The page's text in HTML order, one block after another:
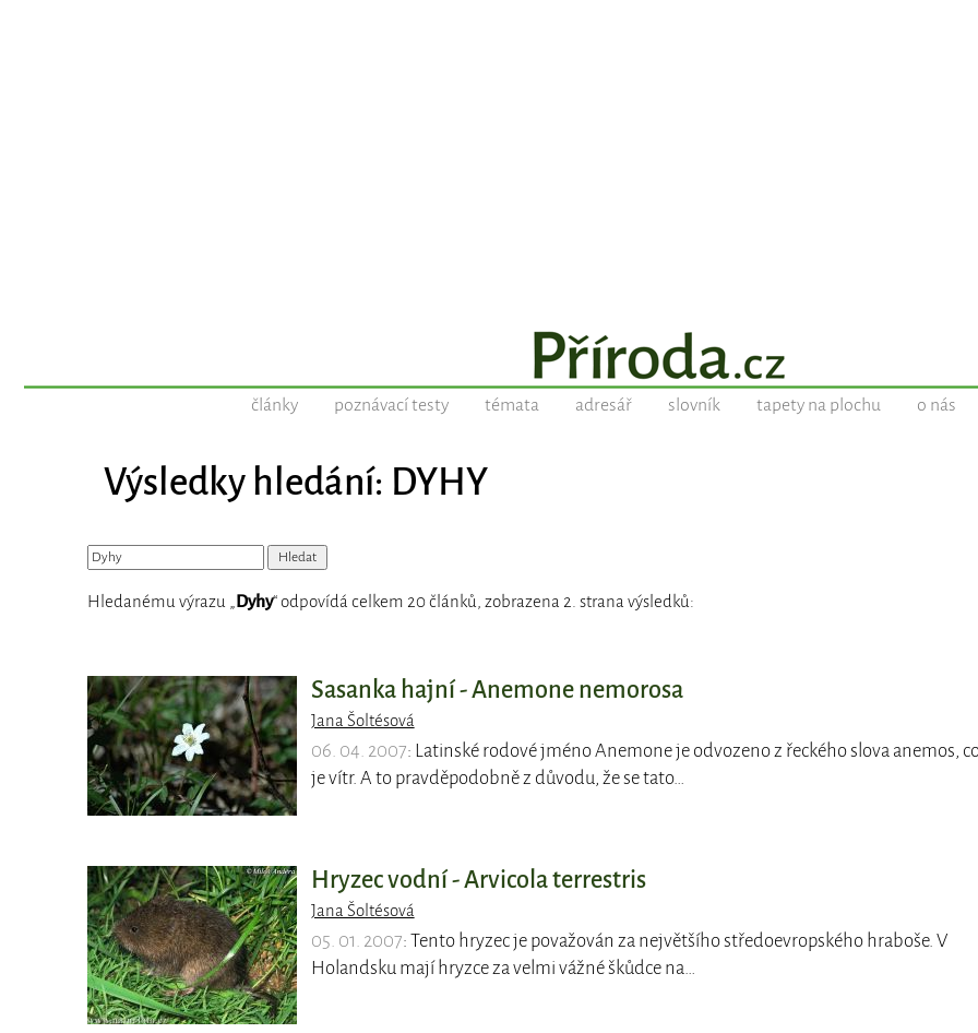
články poznávací testy témata adresář slovník tapety na plochu o nás
Výsledky hledání: DYHY
Hledanému výrazu „ Dyhy“ odpovídá celkem 20 článků, zobrazena 2. strana výsledků:
Sasanka hajní - Anemone nemorosa
Jana Šoltésová
06. 04. 2007: Latinské rodové jméno Anemone je odvozeno z řeckého slova anemos,
je vítr. A to pravděpodobně z důvodu, že se tato…
Hryzec vodní - Arvicola terrestris
Jana Šoltésová
05. 01. 2007: Tento hryzec je považován za největšího středoevropského hraboše. V
Holandsku mají hryzce za velmi vážné škůdce na…